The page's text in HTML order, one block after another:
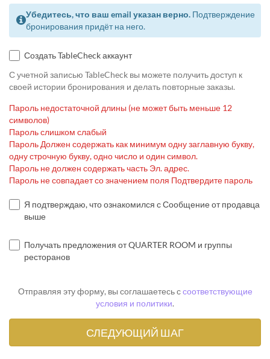
Убедитесь, что ваш email указан верно. Подтверждение
бронирования придёт на него.
Создать TableCheck аккаунт
С учетной записью TableCheck вы можете получить доступ к
своей истории бронирования и делать повторные заказы.
Пароль недостаточной длины (не может быть меньше 12
символов)
Пароль слишком слабый
Пароль Должен содержать как минимум одну заглавную букву,
одну строчную букву, одно число и один символ.
Пароль не должен содержать часть Эл. адрес.
Пароль не совпадает со значением поля Подтвердите пароль
Я подтверждаю, что ознакомился с Сообщение от продавца
выше
Получать предложения от QUARTER ROOM и группы
ресторанов
Отправляя эту форму, вы соглашаетесь ссоответствующие
условия и политики.